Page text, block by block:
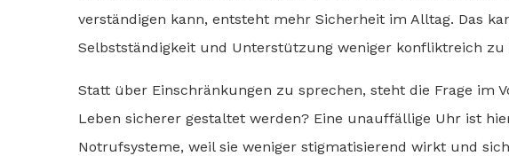
verständigen kann, entsteht mehr Sicherheit im Alltag. Das
Selbstständigkeit und Unterstützung weniger konfliktreich zu
Statt über Einschränkungen zu sprechen, steht die Frage im
Leben sicherer gestaltet werden? Eine unauffällige Uhr ist
Notrufsysteme, weil sie weniger stigmatisierend wirkt und